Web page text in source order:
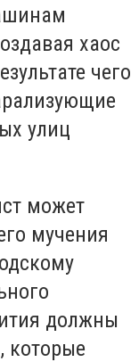
хаос
чего
улиц
может
мучения
должны
которые